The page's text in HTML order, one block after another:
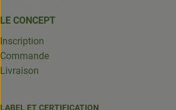
LE CONCEPT
Inscription
Commande
Livraison
LABEL ET CERTIFICATION